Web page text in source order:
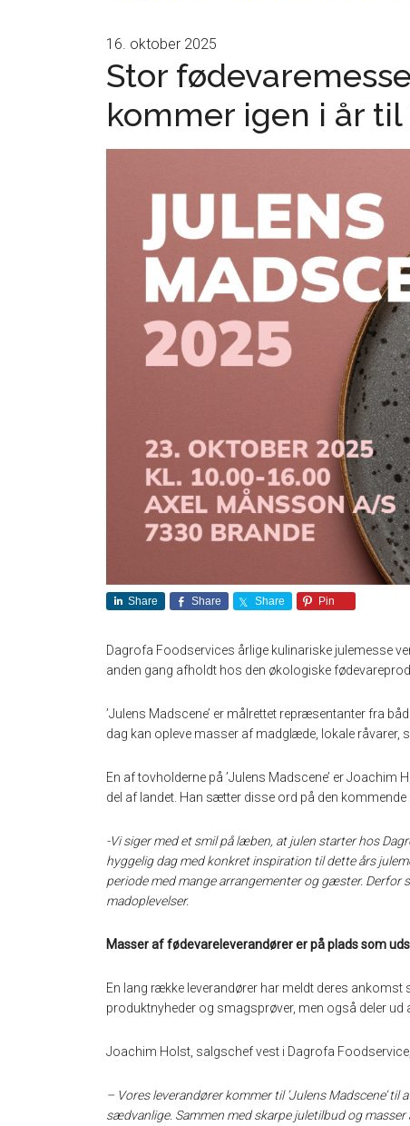
16. oktober 2025
Stor
kommer igen i år til
Share Share Share Pin
Dagrofa Foodservices årlige kulinariske julemesse
anden gang afholdt hos den økologiske
’Julens Madscene’ er målrettet repræsentanter fra
dag kan opleve masser af madglæde, lokale råvarer,
En af tovholderne på ’Julens Madscene’ er
del af landet. Han sætter disse ord på den kommende
-Vi siger med et smil på læben, at julen starter hos
hyggelig dag med konkret inspiration til dette års
periode med mange arrangementer og gæster. Derfor
madoplevelser.
Masser af fødevareleverandører er på plads som
En lang række leverandører har meldt deres ankomst
produktnyheder og smagsprøver, men også deler
Joachim Holst, salgschef vest i Dagrofa
– Vores leverandører kommer til ’Julens Madscene’
sædvanlige. Sammen med skarpe juletilbud og